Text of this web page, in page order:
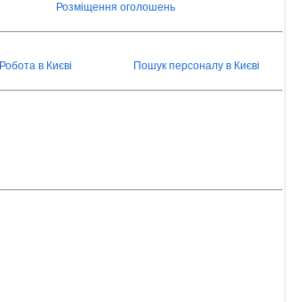
Розміщення оголошень
Робота в Києві Пошук персоналу в Києві